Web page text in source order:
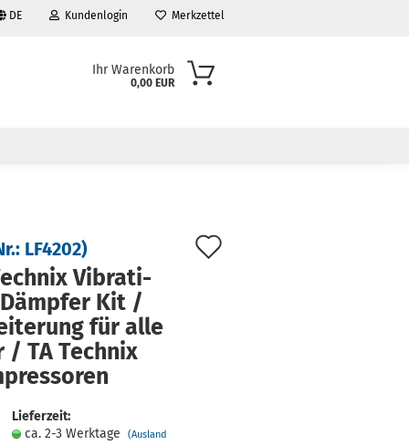
DE Kundenlogin Merkzettel
Ihr Warenkorb
0,00 EUR
LF4202)
Vi­bra­ti­
Kit /
für alle
/ TA Tech­nix
Lieferzeit:
ca. 2-3 Werktage
(Ausland